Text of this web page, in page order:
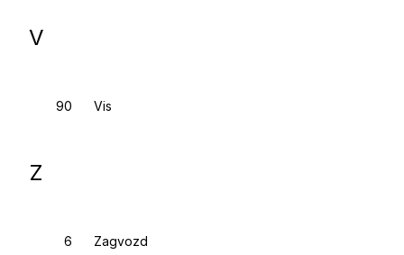
V
Vis
Z
Zagvozd